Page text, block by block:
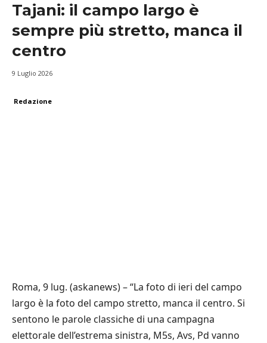
Tajani: il campo largo è
sempre più stretto, manca il
centro
9 Luglio 2026
Redazione
Roma, 9 lug. (askanews) – “La foto di ieri del campo
largo è la foto del campo stretto, manca il centro. Si
sentono le parole classiche di una campagna
elettorale dell’estrema sinistra, M5s, Avs, Pd vanno